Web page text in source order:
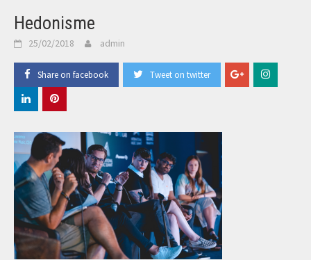
Hedonisme
25/02/2018 admin
Share on facebook Tweet on twitter